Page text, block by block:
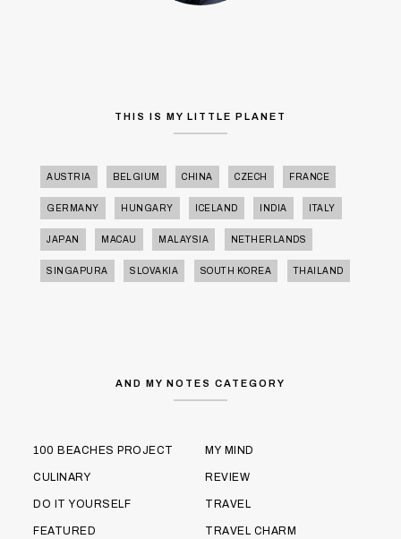
THIS IS MY LITTLE PLANET
AUSTRIA BELGIUM CHINA CZECH FRANCE
GERMANY HUNGARY ICELAND INDIA ITALY
JAPAN MACAU MALAYSIA NETHERLANDS
SINGAPURA SLOVAKIA SOUTH KOREA THAILAND
AND MY NOTES CATEGORY
100 BEACHES PROJECT
CULINARY
DO IT YOURSELF
FEATURED
MY MIND
REVIEW
TRAVEL
TRAVEL CHARM